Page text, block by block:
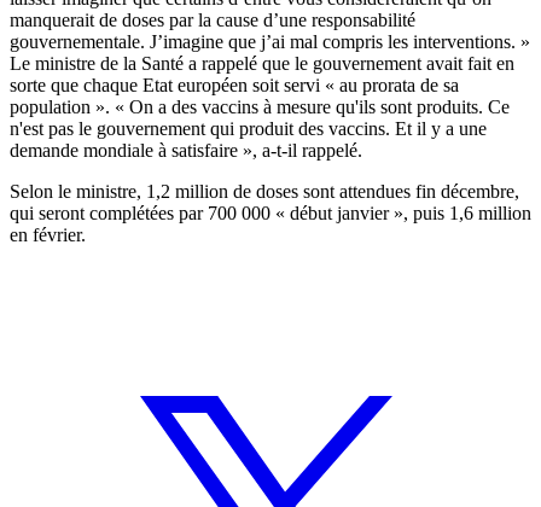
manquerait de doses par la cause d’une responsabilité
gouvernementale. J’imagine que j’ai mal compris les interventions. »
Le ministre de la Santé a rappelé que le gouvernement avait fait en
sorte que chaque Etat européen soit servi « au prorata de sa
population ». « On a des vaccins à mesure qu'ils sont produits. Ce
n'est pas le gouvernement qui produit des vaccins. Et il y a une
demande mondiale à satisfaire », a-t-il rappelé.
Selon le ministre, 1,2 million de doses sont attendues fin décembre,
qui seront complétées par 700 000 « début janvier », puis 1,6 million
en février.